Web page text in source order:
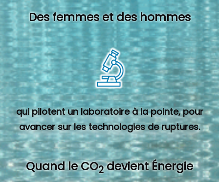
Des femmes et des hommes
qui pilotent un laboratoire à la pointe, pour
avancer sur les technologies de ruptures.
Quand le CO2devient Énergie